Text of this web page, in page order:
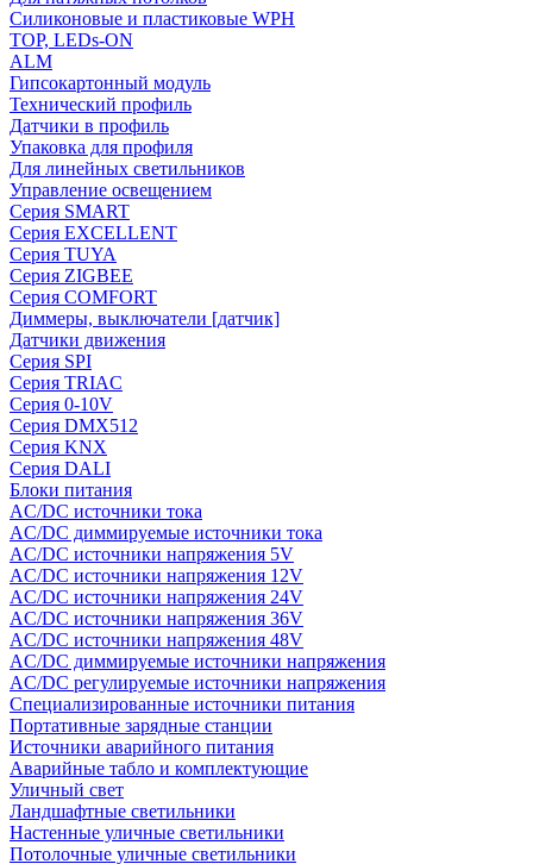
Силиконовые и пластиковые WPH
TOP, LEDs-ON
ALM
Гипсокартонный модуль
Технический профиль
Датчики в профиль
Упаковка для профиля
Для линейных светильников
Управление освещением
Серия SMART
Серия EXCELLENT
Серия TUYA
Серия ZIGBEE
Серия COMFORT
Диммеры, выключатели [датчик]
Датчики движения
Серия SPI
Серия TRIAC
Серия 0-10V
Серия DMX512
Серия KNX
Серия DALI
Блоки питания
AC/DC источники тока
AC/DC диммируемые источники тока
AC/DC источники напряжения 5V
AC/DC источники напряжения 12V
AC/DC источники напряжения 24V
AC/DC источники напряжения 36V
AC/DC источники напряжения 48V
AC/DC диммируемые источники напряжения
AC/DC регулируемые источники напряжения
Специализированные источники питания
Портативные зарядные станции
Источники аварийного питания
Аварийные табло и комплектующие
Уличный свет
Ландшафтные светильники
Настенные уличные светильники
Потолочные уличные светильники